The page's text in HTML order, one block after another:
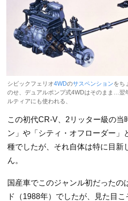
シビックフェリオ4WDのサスペンションをち
のせ、デュアルポンプ式4WDはそのまま…翌
ルティアにも使われる、
この初代CR-V、2リッター級の当
ン」や「シティ・オフローダー」
種でしたが、それ自体は特に目新
ん。
国産車でこのジャンル初だったの
ド（1988年）でしたが、見た目